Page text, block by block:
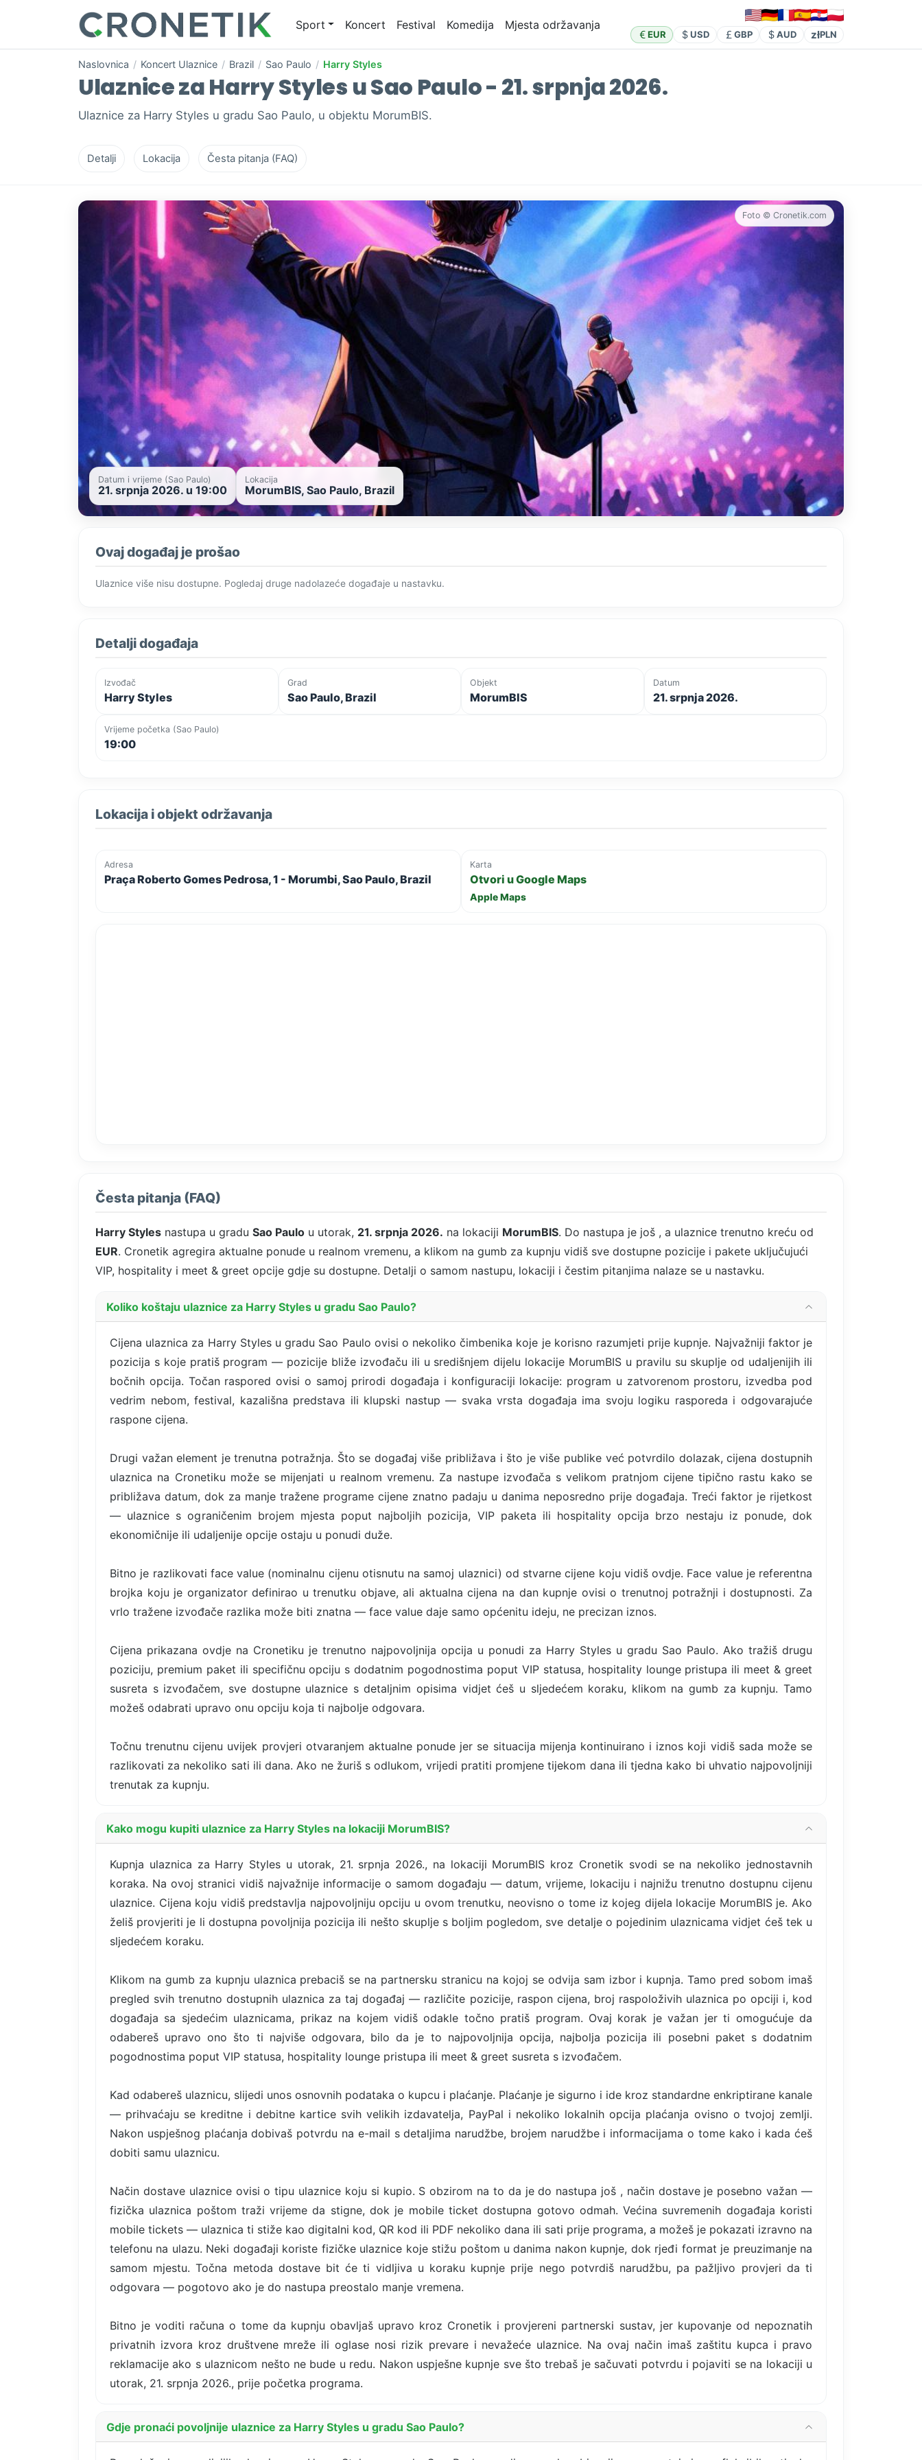
Sport Koncert Festival Komedija Mjesta održavanja
EUR USD GBP AUD złPLN
Naslovnica / Koncert Ulaznice / Brazil / Sao Paulo / Harry Styles
Ulaznice za Harry Styles u Sao Paulo - 21. srpnja 2026.
Ulaznice za Harry Styles u gradu Sao Paulo, u objektu MorumBIS.
Detalji Lokacija Česta pitanja (FAQ)
Foto © Cronetik.com
Datum i vrijeme (Sao Paulo)
21. srpnja 2026. u 19:00
Lokacija
MorumBIS, Sao Paulo, Brazil
Ovaj događaj je prošao
Ulaznice više nisu dostupne. Pogledaj druge nadolazeće događaje u nastavku.
Detalji događaja
Izvođač
Harry Styles
Grad
Sao Paulo, Brazil
Objekt
MorumBIS
Datum
21. srpnja 2026.
Vrijeme početka (Sao Paulo)
19:00
Lokacija i objekt održavanja
Adresa
Praça Roberto Gomes Pedrosa, 1 - Morumbi, Sao Paulo, Brazil
Karta
Otvori u Google Maps
Apple Maps
Česta pitanja (FAQ)
Harry Styles nastupa u gradu Sao Paulo u utorak, 21. srpnja 2026. na lokaciji MorumBIS. Do nastupa je još , a ulaznice trenutno kreću od
EUR. Cronetik agregira aktualne ponude u realnom vremenu, a klikom na gumb za kupnju vidiš sve dostupne pozicije i pakete uključujući
VIP, hospitality i meet & greet opcije gdje su dostupne. Detalji o samom nastupu, lokaciji i čestim pitanjima nalaze se u nastavku.
Koliko koštaju ulaznice za Harry Styles u gradu Sao Paulo?
Cijena ulaznica za Harry Styles u gradu Sao Paulo ovisi o nekoliko čimbenika koje je korisno razumjeti prije kupnje. Najvažniji faktor je
pozicija s koje pratiš program — pozicije bliže izvođaču ili u središnjem dijelu lokacije MorumBIS u pravilu su skuplje od udaljenijih ili
bočnih opcija. Točan raspored ovisi o samoj prirodi događaja i konfiguraciji lokacije: program u zatvorenom prostoru, izvedba pod
vedrim nebom, festival, kazališna predstava ili klupski nastup — svaka vrsta događaja ima svoju logiku rasporeda i odgovarajuće
raspone cijena.
Drugi važan element je trenutna potražnja. Što se događaj više približava i što je više publike već potvrdilo dolazak, cijena dostupnih
ulaznica na Cronetiku može se mijenjati u realnom vremenu. Za nastupe izvođača s velikom pratnjom cijene tipično rastu kako se
približava datum, dok za manje tražene programe cijene znatno padaju u danima neposredno prije događaja. Treći faktor je rijetkost
— ulaznice s ograničenim brojem mjesta poput najboljih pozicija, VIP paketa ili hospitality opcija brzo nestaju iz ponude, dok
ekonomičnije ili udaljenije opcije ostaju u ponudi duže.
Bitno je razlikovati face value (nominalnu cijenu otisnutu na samoj ulaznici) od stvarne cijene koju vidiš ovdje. Face value je referentna
brojka koju je organizator definirao u trenutku objave, ali aktualna cijena na dan kupnje ovisi o trenutnoj potražnji i dostupnosti. Za
vrlo tražene izvođače razlika može biti znatna — face value daje samo općenitu ideju, ne precizan iznos.
Cijena prikazana ovdje na Cronetiku je trenutno najpovoljnija opcija u ponudi za Harry Styles u gradu Sao Paulo. Ako tražiš drugu
poziciju, premium paket ili specifičnu opciju s dodatnim pogodnostima poput VIP statusa, hospitality lounge pristupa ili meet & greet
susreta s izvođačem, sve dostupne ulaznice s detaljnim opisima vidjet ćeš u sljedećem koraku, klikom na gumb za kupnju. Tamo
možeš odabrati upravo onu opciju koja ti najbolje odgovara.
Točnu trenutnu cijenu uvijek provjeri otvaranjem aktualne ponude jer se situacija mijenja kontinuirano i iznos koji vidiš sada može se
razlikovati za nekoliko sati ili dana. Ako ne žuriš s odlukom, vrijedi pratiti promjene tijekom dana ili tjedna kako bi uhvatio najpovoljniji
trenutak za kupnju.
Kako mogu kupiti ulaznice za Harry Styles na lokaciji MorumBIS?
Kupnja ulaznica za Harry Styles u utorak, 21. srpnja 2026., na lokaciji MorumBIS kroz Cronetik svodi se na nekoliko jednostavnih
koraka. Na ovoj stranici vidiš najvažnije informacije o samom događaju — datum, vrijeme, lokaciju i najnižu trenutno dostupnu cijenu
ulaznice. Cijena koju vidiš predstavlja najpovoljniju opciju u ovom trenutku, neovisno o tome iz kojeg dijela lokacije MorumBIS je. Ako
želiš provjeriti je li dostupna povoljnija pozicija ili nešto skuplje s boljim pogledom, sve detalje o pojedinim ulaznicama vidjet ćeš tek u
sljedećem koraku.
Klikom na gumb za kupnju ulaznica prebaciš se na partnersku stranicu na kojoj se odvija sam izbor i kupnja. Tamo pred sobom imaš
pregled svih trenutno dostupnih ulaznica za taj događaj — različite pozicije, raspon cijena, broj raspoloživih ulaznica po opciji i, kod
događaja sa sjedećim ulaznicama, prikaz na kojem vidiš odakle točno pratiš program. Ovaj korak je važan jer ti omogućuje da
odabereš upravo ono što ti najviše odgovara, bilo da je to najpovoljnija opcija, najbolja pozicija ili posebni paket s dodatnim
pogodnostima poput VIP statusa, hospitality lounge pristupa ili meet & greet susreta s izvođačem.
Kad odabereš ulaznicu, slijedi unos osnovnih podataka o kupcu i plaćanje. Plaćanje je sigurno i ide kroz standardne enkriptirane kanale
— prihvaćaju se kreditne i debitne kartice svih velikih izdavatelja, PayPal i nekoliko lokalnih opcija plaćanja ovisno o tvojoj zemlji.
Nakon uspješnog plaćanja dobivaš potvrdu na e-mail s detaljima narudžbe, brojem narudžbe i informacijama o tome kako i kada ćeš
dobiti samu ulaznicu.
Način dostave ulaznice ovisi o tipu ulaznice koju si kupio. S obzirom na to da je do nastupa još , način dostave je posebno važan —
fizička ulaznica poštom traži vrijeme da stigne, dok je mobile ticket dostupna gotovo odmah. Većina suvremenih događaja koristi
mobile tickets — ulaznica ti stiže kao digitalni kod, QR kod ili PDF nekoliko dana ili sati prije programa, a možeš je pokazati izravno na
telefonu na ulazu. Neki događaji koriste fizičke ulaznice koje stižu poštom u danima nakon kupnje, dok rjeđi format je preuzimanje na
samom mjestu. Točna metoda dostave bit će ti vidljiva u koraku kupnje prije nego potvrdiš narudžbu, pa pažljivo provjeri da ti
odgovara — pogotovo ako je do nastupa preostalo manje vremena.
Bitno je voditi računa o tome da kupnju obavljaš upravo kroz Cronetik i provjereni partnerski sustav, jer kupovanje od nepoznatih
privatnih izvora kroz društvene mreže ili oglase nosi rizik prevare i nevažeće ulaznice. Na ovaj način imaš zaštitu kupca i pravo
reklamacije ako s ulaznicom nešto ne bude u redu. Nakon uspješne kupnje sve što trebaš je sačuvati potvrdu i pojaviti se na lokaciji u
utorak, 21. srpnja 2026., prije početka programa.
Gdje pronaći povoljnije ulaznice za Harry Styles u gradu Sao Paulo?